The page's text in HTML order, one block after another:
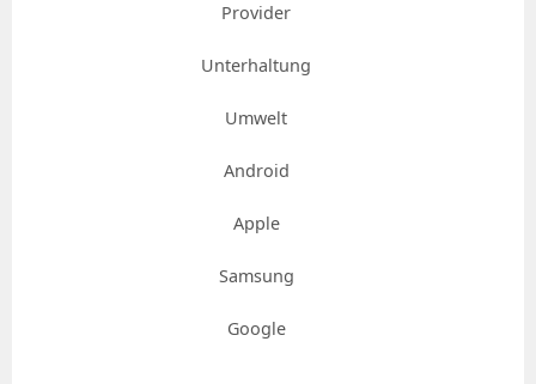
Provider
Unterhaltung
Umwelt
Android
Apple
Samsung
Google